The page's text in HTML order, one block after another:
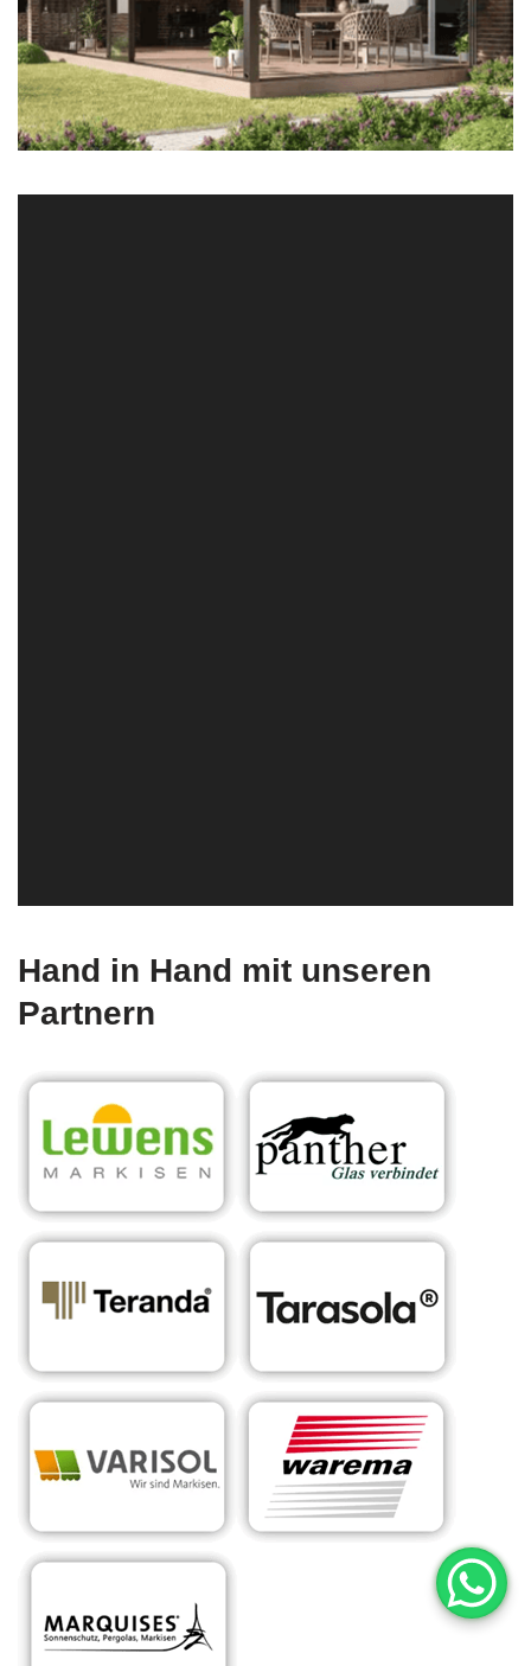
Hand in Hand mit unseren
Partnern